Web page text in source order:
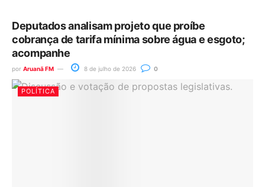
Deputados analisam projeto que proíbe
cobrança de tarifa mínima sobre água e esgoto;
acompanhe
por Aruanã FM 8 de julho de 2026 0
POLÍTICA